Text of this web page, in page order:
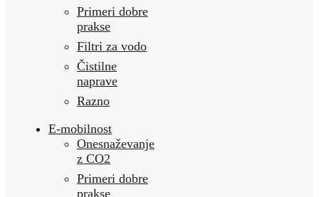
Primeri dobre
prakse
Filtri za vodo
Čistilne
naprave
Razno
E-mobilnost
Onesnaževanje
z CO2
Primeri dobre
prakse